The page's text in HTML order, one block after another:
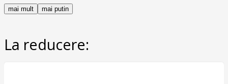
mai mult mai putin
La reducere: